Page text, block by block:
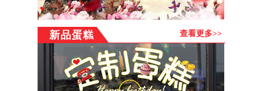
殡仪花圈服务项目：提供网上订花送花、鲜花、蛋糕、花
篮、花圈、果篮，公仔，巧克力，绿植，会议用花，展会用
花，节日用花等订购，您只要通过网上下好订单，我们会安
排邻鄂镇附近连锁花店及时送出，并由总部提供售后服务。
为保证客户的利益，所有的商品订购流程均在本网站统一完
成，多谢！
新品蛋糕 查看更多>>